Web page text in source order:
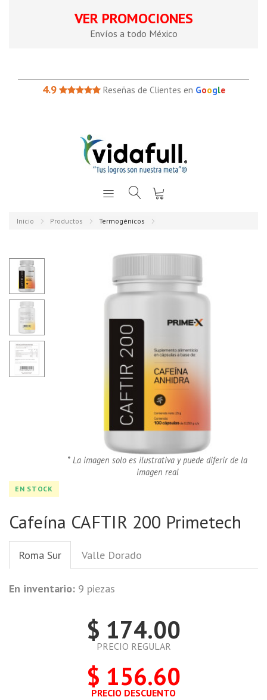
VER PROMOCIONES
Envíos a todo México
4.9 Reseñas de Clientes en Google
Inicio Productos Termogénicos
* La imagen solo es ilustrativa y puede diferir de la
imagen real
EN STOCK
Cafeína CAFTIR 200 Primetech
Roma Sur Valle Dorado
En inventario: 9 piezas
$ 174.00
PRECIO REGULAR
$ 156.60
PRECIO DESCUENTO